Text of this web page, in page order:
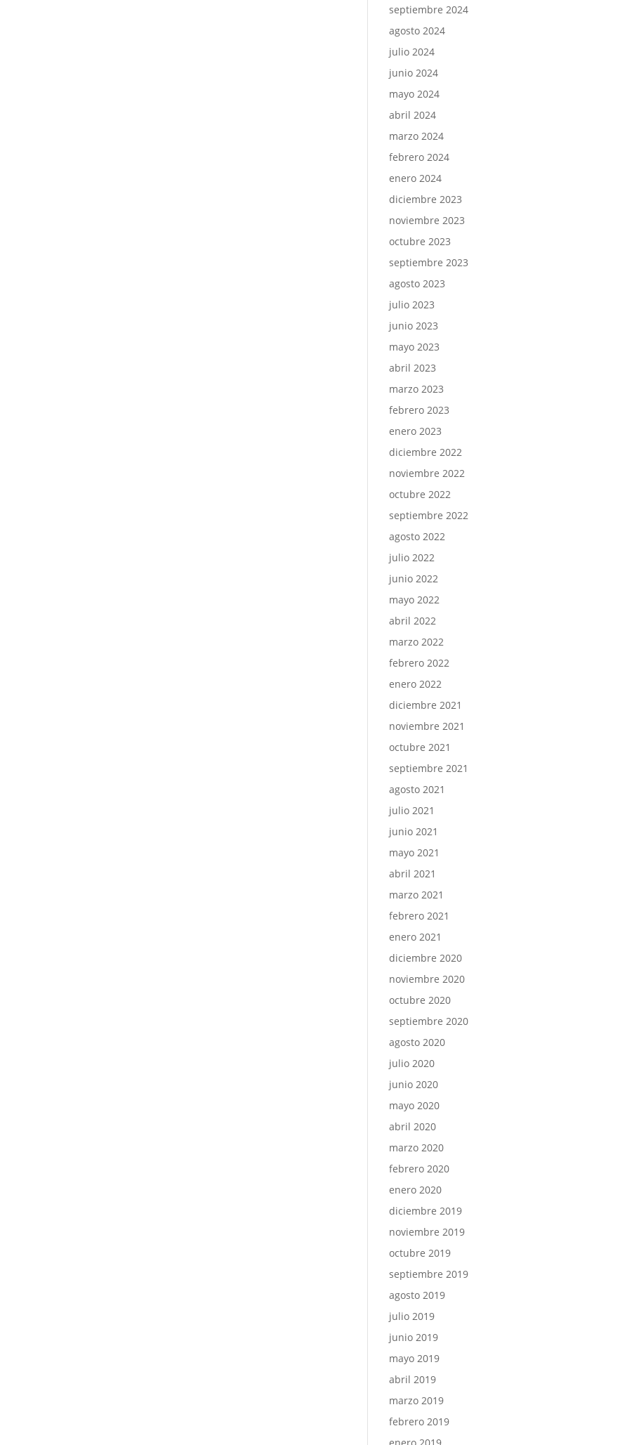
septiembre 2024
agosto 2024
julio 2024
junio 2024
mayo 2024
abril 2024
marzo 2024
febrero 2024
enero 2024
diciembre 2023
noviembre 2023
octubre 2023
septiembre 2023
agosto 2023
julio 2023
junio 2023
mayo 2023
abril 2023
marzo 2023
febrero 2023
enero 2023
diciembre 2022
noviembre 2022
octubre 2022
septiembre 2022
agosto 2022
julio 2022
junio 2022
mayo 2022
abril 2022
marzo 2022
febrero 2022
enero 2022
diciembre 2021
noviembre 2021
octubre 2021
septiembre 2021
agosto 2021
julio 2021
junio 2021
mayo 2021
abril 2021
marzo 2021
febrero 2021
enero 2021
diciembre 2020
noviembre 2020
octubre 2020
septiembre 2020
agosto 2020
julio 2020
junio 2020
mayo 2020
abril 2020
marzo 2020
febrero 2020
enero 2020
diciembre 2019
noviembre 2019
octubre 2019
septiembre 2019
agosto 2019
julio 2019
junio 2019
mayo 2019
abril 2019
marzo 2019
febrero 2019